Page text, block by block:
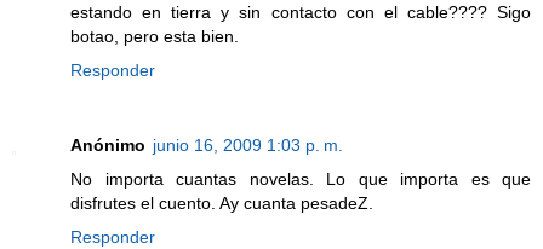
estando en tierra y sin contacto con el cable???? Sigo
botao, pero esta bien.
Responder
Anónimo junio 16, 2009 1:03 p. m.
No importa cuantas novelas. Lo que importa es que
disfrutes el cuento. Ay cuanta pesadeZ.
Responder